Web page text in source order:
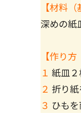
【材料（
深めの紙
【作り方
１ 紙皿
２ 折り
３ ひも